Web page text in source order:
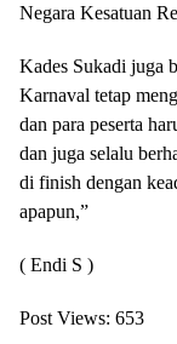
Negara Kesatuan
Kades Sukadi juga
Karnaval tetap
dan para peserta
dan juga selalu
di finish dengan
apapun,”
( Endi S )
Post Views: 653